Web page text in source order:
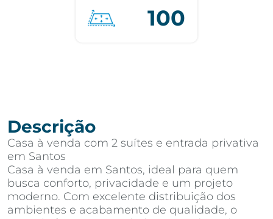
100
Descrição
Casa à venda com 2 suítes e entrada privativa
em Santos
Casa à venda em Santos, ideal para quem
busca conforto, privacidade e um projeto
moderno. Com excelente distribuição dos
ambientes e acabamento de qualidade, o